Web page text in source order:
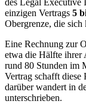
des Legal Executive
einzigen Vertrags 5
Obergrenze, die sich
Eine Rechnung zur
etwa die Hälfte ihrer
rund 80 Stunden im
Vertrag schafft diese
darüber wandert in
unterschrieben.